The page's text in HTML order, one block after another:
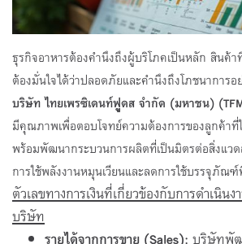
ธุรกิจอาหารต้องคำนึงถึงผู้บริโภคเป็นหลัก สินค้
ต้องมั่นใจได้ว่าปลอดภัยและคำนึงถึงโภชนาการอ
บริษัท ไทยเพรซิเดนท์ฟููดส จำกัด (มหาชน)
มีคุณภาพเพื่อตอบโจทย์ความต้องการของลูกค้า
พร้อมพัฒนากระบวนการผลิตที่เป็นมิตรต่อสิ่งแว
การใช้พลังงานหมุนเวียนและลดการใช้บรรจุภัณฑ์
ตัวเลขทางการเงินที่เกี่ยวข้องกับการดำเนิน
บริษัท